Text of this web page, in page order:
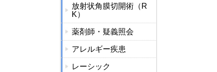
放射状角膜切開術（R
K）
薬剤師・疑義照会
アレルギー疾患
レーシック